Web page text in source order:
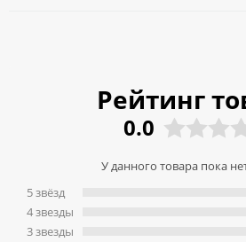
Рейтинг
0.0
У данного товара пока
5 звёзд
4 звeзды
3 звeзды